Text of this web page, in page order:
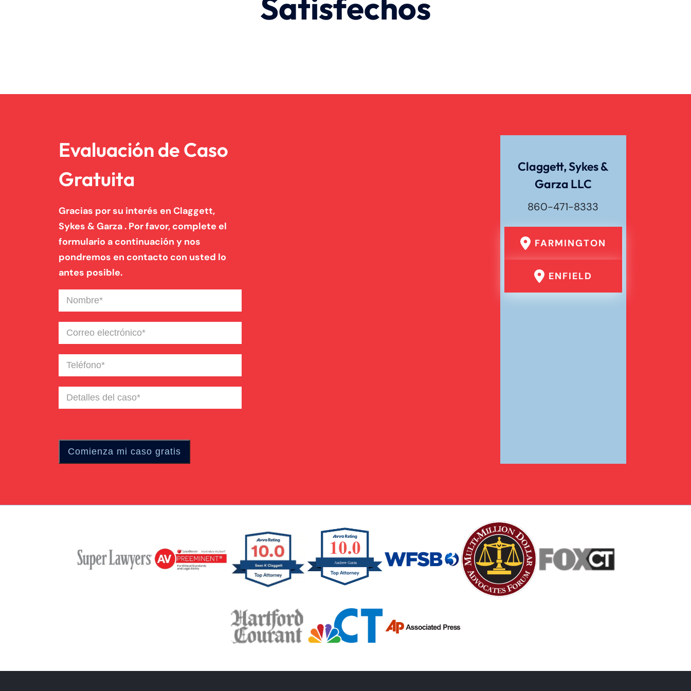
Evaluación de Caso
Gratuita
Gracias por su interés en Claggett,
Sykes & Garza . Por favor, complete el
formulario a continuación y nos
pondremos en contacto con usted lo
antes posible.
Nombre(Required)
Correo
electrónico(Required)
Teléfono(Required)
Detalles
del
Claggett, Sykes &
Garza LLC
860-471-8333
FARMINGTON
ENFIELD